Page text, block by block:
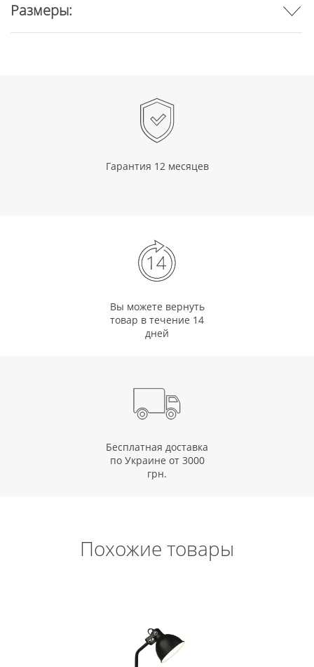
Размеры:
Гарантия 12 месяцев
Вы можете вернуть
товар в течение 14
дней
Бесплатная доставка
по Украине от 3000
грн.
Похожие товары